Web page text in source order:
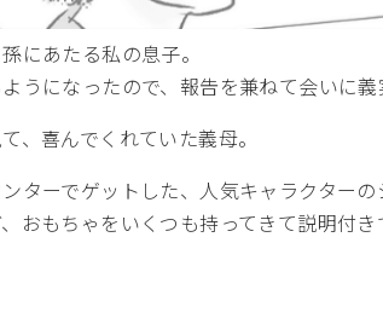
にあたる私の息子。
うになったので、報告を兼ねて会いに義
、喜んでくれていた義母。
ターでゲットした、人気キャラクター
おもちゃをいくつも持ってきて説明付き